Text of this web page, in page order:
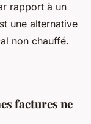
rapport à un
une alternative
non chauffé.
factures ne